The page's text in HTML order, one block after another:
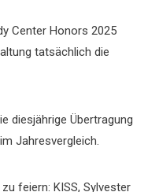
Center Honors 2025
tatsächlich die
diesjährige Übertragung
Jahresvergleich.
feiern: KISS, Sylvester